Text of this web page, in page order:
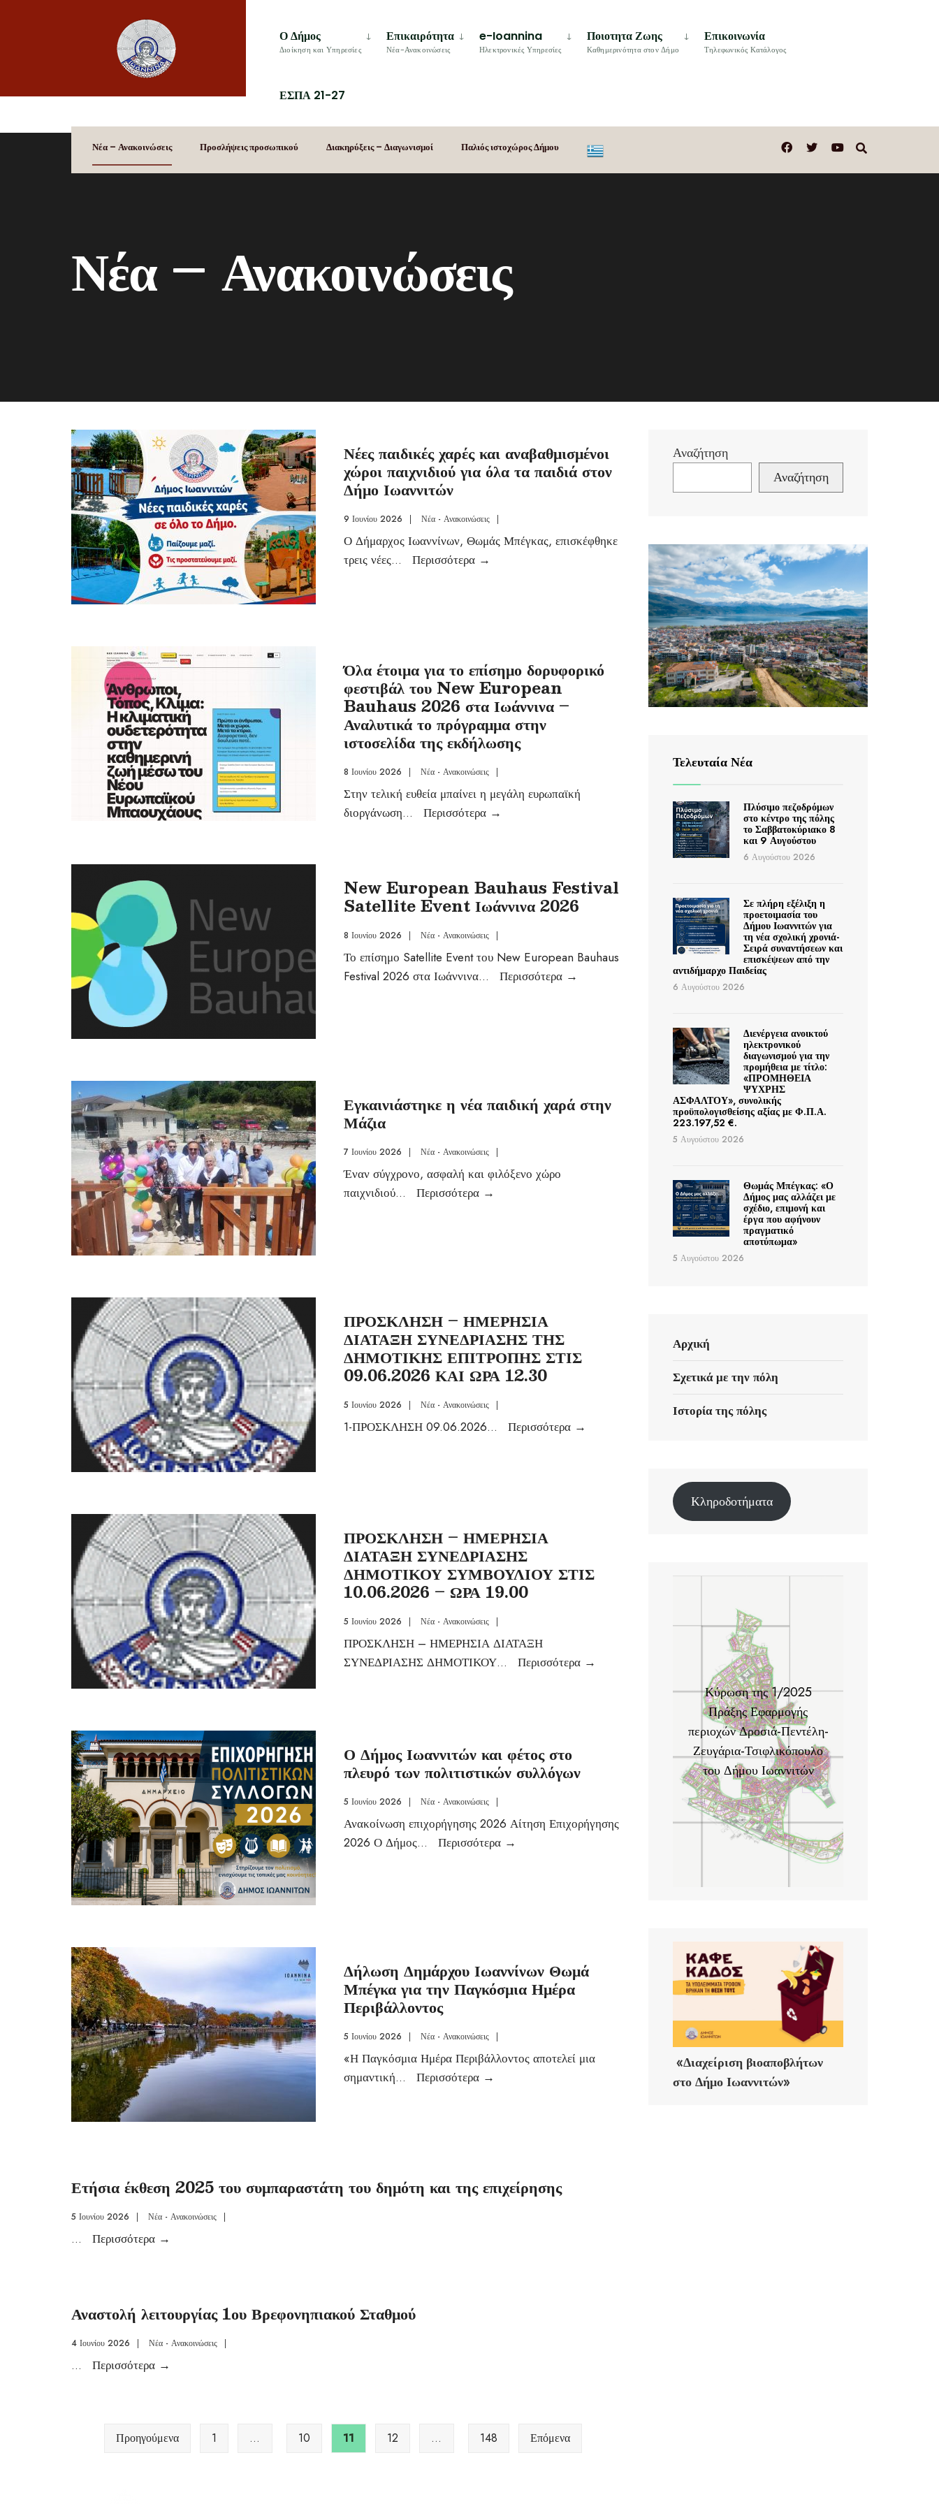
Ο Δήμος
Διοίκηση και Υπηρεσίες
Επικαιρότητα
Νέα-Ανακοινώσεις
e-Ioannina
Ηλεκτρονικές Υπηρεσίες
Ποιοτητα Ζωης
Καθημερινότητα στον Δήμο
Επικοινωνία
Τηλεφωνικός Κατάλογος
ΕΣΠΑ 21-27
Νέα – Ανακοινώσεις Προσλήψεις προσωπικού Διακηρύξεις – Διαγωνισμοί Παλιός ιστοχώρος Δήμου
Νέα – Ανακοινώσεις
Νέες παιδικές χαρές και αναβαθμισμένοι
χώροι παιχνιδιού για όλα τα παιδιά στον
Δήμο Ιωαννιτών
9 Ιουνίου 2026 | Νέα - Ανακοινώσεις |
Ο Δήμαρχος Ιωαννίνων, Θωμάς Μπέγκας, επισκέφθηκε
τρεις νέες... Περισσότερα →
Όλα έτοιμα για το επίσημο δορυφορικό
φεστιβάλ του New European
Bauhaus 2026 στα Ιωάννινα –
Αναλυτικά το πρόγραμμα στην
ιστοσελίδα της εκδήλωσης
8 Ιουνίου 2026 | Νέα - Ανακοινώσεις |
Στην τελική ευθεία μπαίνει η μεγάλη ευρωπαϊκή
διοργάνωση... Περισσότερα →
New European Bauhaus Festival
Satellite Event Ιωάννινα 2026
8 Ιουνίου 2026 | Νέα - Ανακοινώσεις |
Το επίσημο Satellite Event του New European Bauhaus
Festival 2026 στα Ιωάννινα... Περισσότερα →
Εγκαινιάστηκε η νέα παιδική χαρά στην
Μάζια
7 Ιουνίου 2026 | Νέα - Ανακοινώσεις |
Έναν σύγχρονο, ασφαλή και φιλόξενο χώρο
παιχνιδιού... Περισσότερα →
ΠΡΟΣΚΛΗΣΗ – ΗΜΕΡΗΣΙΑ
ΔΙΑΤΑΞΗ ΣΥΝΕΔΡΙΑΣΗΣ ΤΗΣ
ΔΗΜΟΤΙΚΗΣ ΕΠΙΤΡΟΠΗΣ ΣΤΙΣ
09.06.2026 ΚΑΙ ΩΡΑ 12.30
5 Ιουνίου 2026 | Νέα - Ανακοινώσεις |
1-ΠΡΟΣΚΛΗΣΗ 09.06.2026... Περισσότερα →
ΠΡΟΣΚΛΗΣΗ – ΗΜΕΡΗΣΙΑ
ΔΙΑΤΑΞΗ ΣΥΝΕΔΡΙΑΣΗΣ
ΔΗΜΟΤΙΚΟΥ ΣΥΜΒΟΥΛΙΟΥ ΣΤΙΣ
10.06.2026 – ΩΡΑ 19.00
5 Ιουνίου 2026 | Νέα - Ανακοινώσεις |
ΠΡΟΣΚΛΗΣΗ – ΗΜΕΡΗΣΙΑ ΔΙΑΤΑΞΗ
ΣΥΝΕΔΡΙΑΣΗΣ ΔΗΜΟΤΙΚΟΥ... Περισσότερα →
Ο Δήμος Ιωαννιτών και φέτος στο
πλευρό των πολιτιστικών συλλόγων
5 Ιουνίου 2026 | Νέα - Ανακοινώσεις |
Ανακοίνωση επιχορήγησης 2026 Αίτηση Επιχορήγησης
2026 Ο Δήμος... Περισσότερα →
Δήλωση Δημάρχου Ιωαννίνων Θωμά
Μπέγκα για την Παγκόσμια Ημέρα
Περιβάλλοντος
5 Ιουνίου 2026 | Νέα - Ανακοινώσεις |
«Η Παγκόσμια Ημέρα Περιβάλλοντος αποτελεί μια
σημαντική... Περισσότερα →
Ετήσια έκθεση 2025 του συμπαραστάτη του δημότη και της επιχείρησης
5 Ιουνίου 2026 | Νέα - Ανακοινώσεις |
... Περισσότερα →
Αναστολή λειτουργίας 1ου Βρεφονηπιακού Σταθμού
4 Ιουνίου 2026 | Νέα - Ανακοινώσεις |
... Περισσότερα →
Προηγούμενα 1 … 10 11 12 … 148 Επόμενα
Αναζήτηση
Αναζήτηση
Τελευταία Νέα
Πλύσιμο πεζοδρόμων
στο κέντρο της πόλης
το Σαββατοκύριακο 8
και 9 Αυγούστου
6 Αυγούστου 2026
Σε πλήρη εξέλιξη η
προετοιμασία του
Δήμου Ιωαννιτών για
τη νέα σχολική χρονιά-
Σειρά συναντήσεων και
επισκέψεων από την
αντιδήμαρχο Παιδείας
6 Αυγούστου 2026
Διενέργεια ανοικτού
ηλεκτρονικού
διαγωνισμού για την
προμήθεια με τίτλο:
«ΠΡΟΜΗΘΕΙΑ
ΨΥΧΡΗΣ
ΑΣΦΑΛΤΟΥ», συνολικής
προϋπολογισθείσης αξίας με Φ.Π.Α.
223.197,52 €.
5 Αυγούστου 2026
Θωμάς Μπέγκας: «Ο
Δήμος μας αλλάζει με
σχέδιο, επιμονή και
έργα που αφήνουν
πραγματικό
αποτύπωμα»
5 Αυγούστου 2026
Αρχική
Σχετικά με την πόλη
Ιστορία της πόλης
Κληροδοτήματα
Κύρωση της 1/2025
Πράξης Εφαρμογής
περιοχών Δροσιά-Πεντέλη-
Ζευγάρια-Τσιφλικόπουλο
του Δήμου Ιωαννιτών
«Διαχείριση βιοαποβλήτων
στο Δήμο Ιωαννιτών»